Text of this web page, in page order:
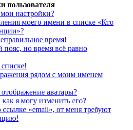
пользователя
настройки?
моего имени в списке «Кто
время!
пояс, но время всё равно
рядом с моим именем
аватары?
я могу изменить его?
«email», от меня требуют